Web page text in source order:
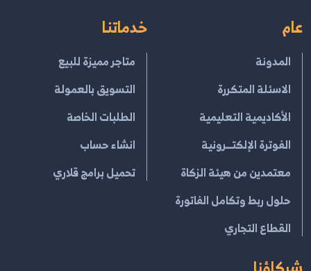
عام
المدونة
الاسئلة المتكررة
الأكاديمية التعليمية
الفوترة الإلكتــرونية
معتمدين من هيئة الزكاة
حلول ربط وتكامل الفاتورة
القطاع التجاري
خدماتنا
متاجر مميزة للبيع
التسويق بالعمولة
الطلبات الخاصة
انشاء حساب
تحميل برامج قلاري